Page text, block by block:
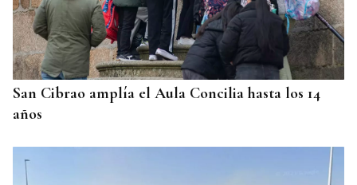
San Cibrao amplía el Aula Concilia hasta los 14
años